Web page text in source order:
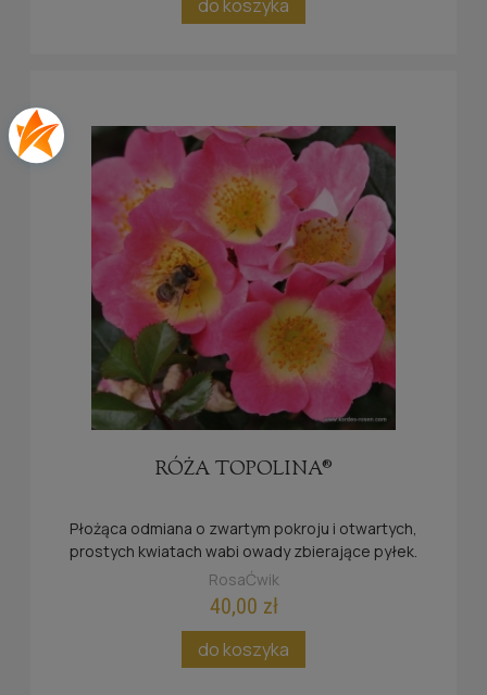
do koszyka
RÓŻA TOPOLINA®
Płożąca odmiana o zwartym pokroju i otwartych,
prostych kwiatach wabi owady zbierające pyłek.
RosaĆwik
40,00 zł
do koszyka